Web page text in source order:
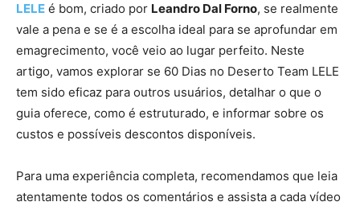
LELE é bom, criado por Leandro Dal Forno, se realmente
vale a pena e se é a escolha ideal para se aprofundar em
emagrecimento, você veio ao lugar perfeito. Neste
artigo, vamos explorar se 60 Dias no Deserto Team LELE
tem sido eficaz para outros usuários, detalhar o que o
guia oferece, como é estruturado, e informar sobre os
custos e possíveis descontos disponíveis.
Para uma experiência completa, recomendamos que leia
atentamente todos os comentários e assista a cada vídeo